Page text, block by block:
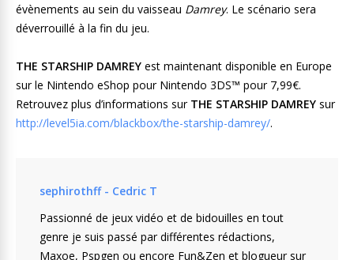
évènements au sein du vaisseau Damrey. Le scénario sera
déverrouillé à la fin du jeu.
THE STARSHIP DAMREY est maintenant disponible en Europe
sur le Nintendo eShop pour Nintendo 3DS™ pour 7,99€.
Retrouvez plus d’informations sur THE STARSHIP DAMREY sur
http://level5ia.com/blackbox/the-starship-damrey/.
sephirothff - Cedric T
Passionné de jeux vidéo et de bidouilles en tout
genre je suis passé par différentes rédactions,
Maxoe, Pspgen ou encore Fun&Zen et blogueur sur